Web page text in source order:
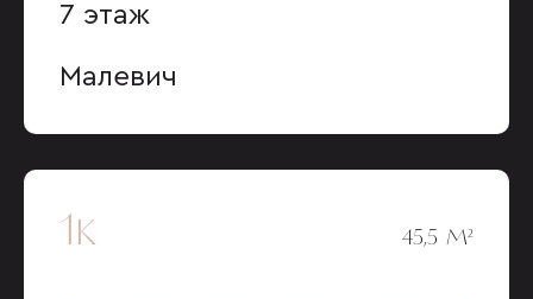
7 этаж
Малевич
1к 45,5 М²